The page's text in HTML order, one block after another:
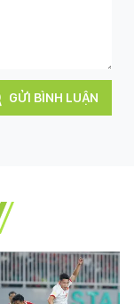
GỬI BÌNH LUẬN